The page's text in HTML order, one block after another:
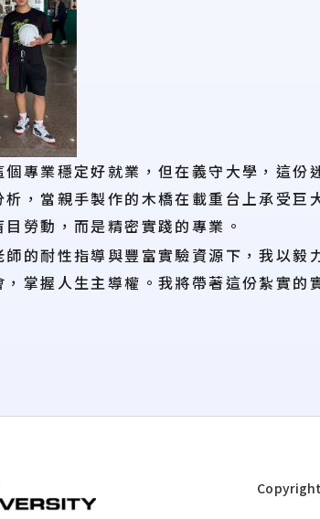
專業穩定好就業，但在義守大學，這份
，當親手製作的木橋在載重台上承受
勞動，而是精密實踐的專業。
的耐性指導與豐富實驗資源下，我以
掌握人生主導權。我將帶著這份紮實的